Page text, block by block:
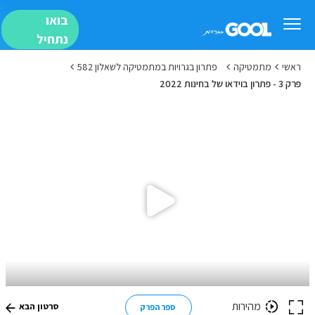
בואו
נתחיל
ראשי מתמטיקה
פתרון בגרויות במתמטיקה לשאלון 582
פרק 3 - פתרון בוידאו של בחינות 2022
מהירות ספר הפרק סרטון הבא